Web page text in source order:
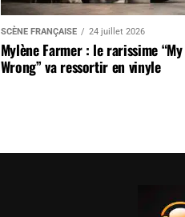
SCÈNE FRANÇAISE 24 juillet 2026
Mylène Farmer : le rarissime
Wrong” va ressortir en vinyle